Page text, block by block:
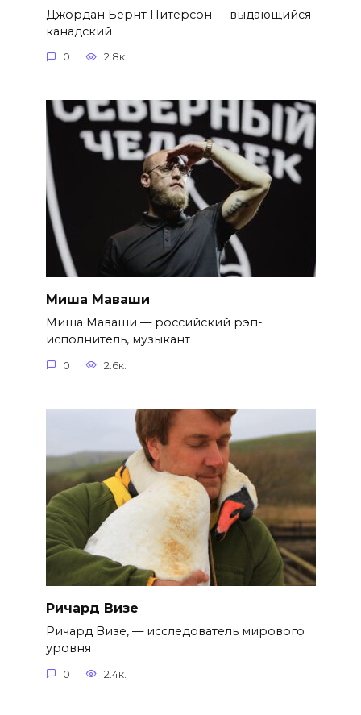
Джордан Бернт Питерсон — выдающийся
канадский
0 2.8к.
Миша Маваши
Миша Маваши — российский рэп-
исполнитель, музыкант
0 2.6к.
Ричард Визе
Ричард Визе, — исследователь мирового
уровня
0 2.4к.